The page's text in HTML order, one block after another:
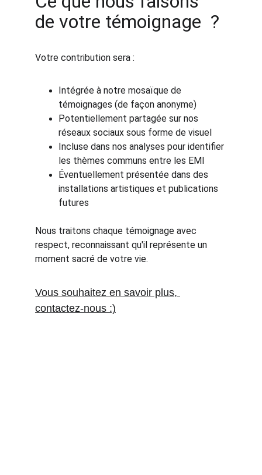
de votre témoignage  ?
Votre contribution sera :
Intégrée à notre mosaïque de
témoignages (de façon anonyme)
Potentiellement partagée sur nos
réseaux sociaux sous forme de visuel
Incluse dans nos analyses pour identifier
les thèmes communs entre les EMI
Éventuellement présentée dans des
installations artistiques et publications
futures
Nous traitons chaque témoignage avec
respect, reconnaissant qu'il représente un
moment sacré de votre vie.
Vous souhaitez en savoir plus,
contactez-nous :)